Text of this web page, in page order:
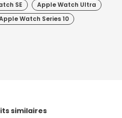
SE
Apple Watch Ultra
Watch Series 10
similaires